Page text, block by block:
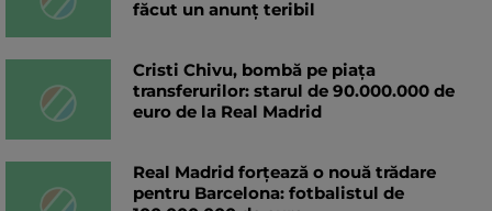
făcut un anunț teribil
Cristi Chivu, bombă pe piața
transferurilor: starul de 90.000.000 de
euro de la Real Madrid
Real Madrid forțează o nouă trădare
pentru Barcelona: fotbalistul de